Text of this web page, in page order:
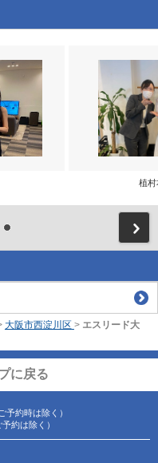
植村
大阪市西淀川区 > エスリード大
に戻る
予約時は除く）
約は除く）